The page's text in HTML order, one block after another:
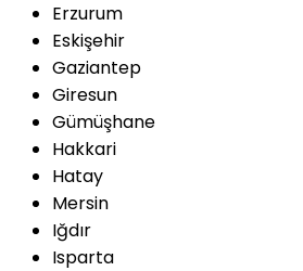
Erzurum
Eskişehir
Gaziantep
Giresun
Gümüşhane
Hakkari
Hatay
Mersin
Iğdır
Isparta